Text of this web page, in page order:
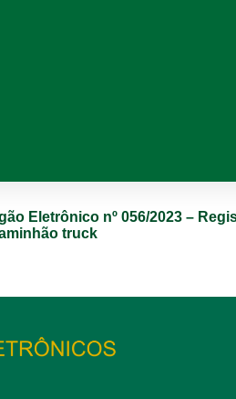
Eletrônico nº 056/2023 –
truck